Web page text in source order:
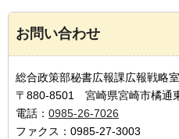
お問い合わせ
総合政策部秘書広報課広報戦略
〒880-8501 宮崎県宮崎市橘通
電話： 0985-26-7026
ファクス：0985-27-3003